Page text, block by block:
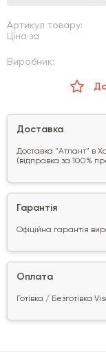
Артикул товару:
Ціна за
Виробник:
Доставка
Доставка "Атлант" в
(відправка за 100%
Гарантія
Офіційна гарантія
Оплата
Готівка / Безготівка